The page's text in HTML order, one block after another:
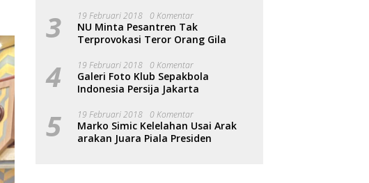
3 19 Februari 2018 0 Komentar
NU Minta Pesantren Tak
Terprovokasi Teror Orang Gila
4 19 Februari 2018 0 Komentar
Galeri Foto Klub Sepakbola
Indonesia Persija Jakarta
5 19 Februari 2018 0 Komentar
Marko Simic Kelelahan Usai Arak
arakan Juara Piala Presiden